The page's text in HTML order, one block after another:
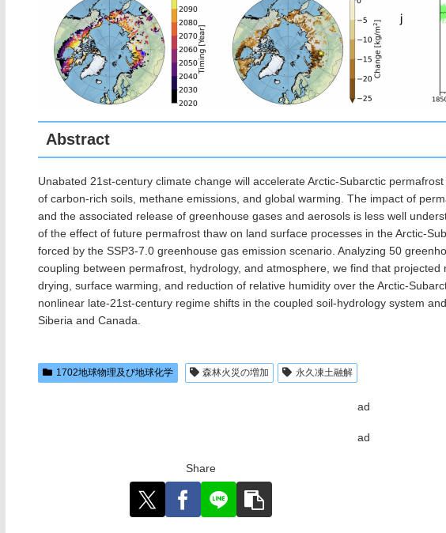
Abstract
Unabated 21st-century climate change will accelerate Arctic-Subarctic
of carbon-rich soils, methane emissions, and global warming. The impact of
and the associated release of greenhouse gases and aerosols is less well
of the effect of future permafrost thaw on land surface processes in the Arctic-
forced by the SSP3-7.0 greenhouse gas emission scenario. Analyzing 50
coupling between permafrost, hydrology, and atmosphere, we find that
drying, surface warming, and reduction of relative humidity over the Arctic-
nonlinear late-21st-century regime shifts in the coupled soil-hydrology system
Siberia and Canada.
1702地球物理及び地球化学 森林火災の増加 永久凍土融解
ad
ad
Share